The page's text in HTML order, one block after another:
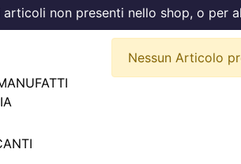
non presenti nello shop, o per
Nessun Articolo